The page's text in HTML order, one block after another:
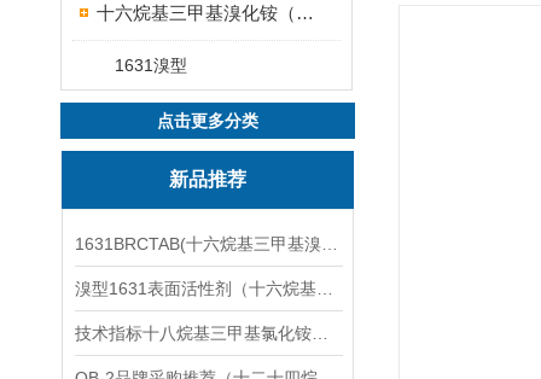
十六烷基三甲基溴化铵（1631溴型）
1631溴型
点击更多分类
新品推荐